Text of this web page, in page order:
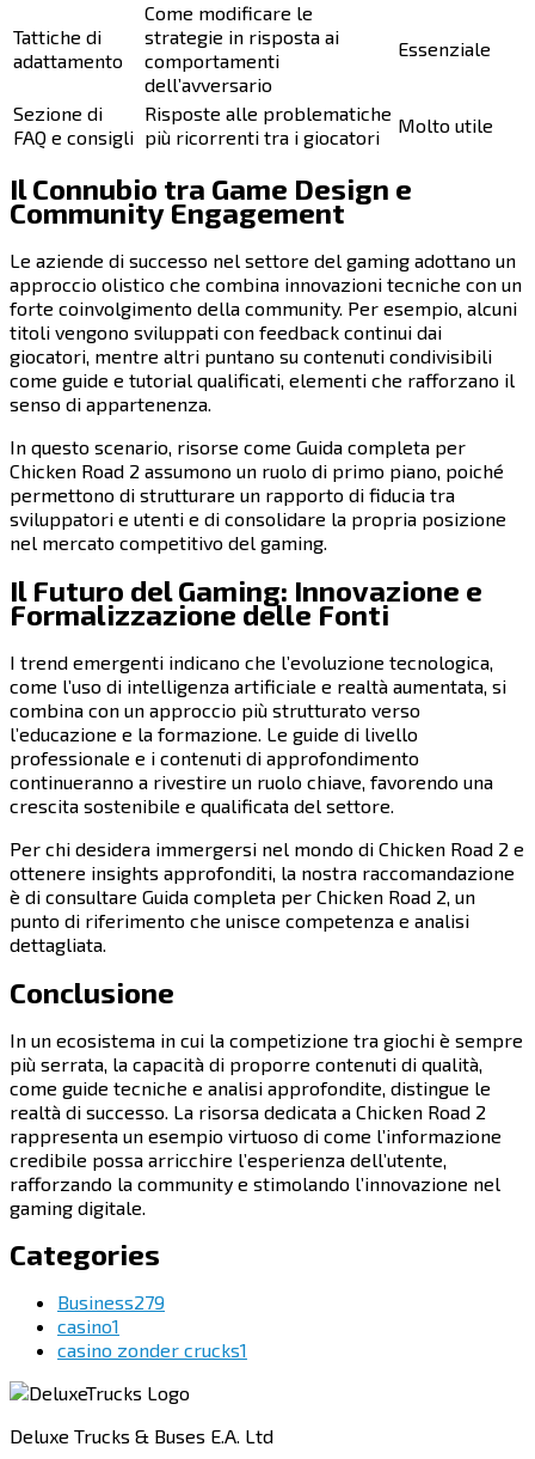
Tattiche di
adattamento
Come modificare le
strategie in risposta ai
comportamenti
dell’avversario
Essenziale
Sezione di
FAQ e consigli
Risposte alle problematiche
più ricorrenti tra i giocatori
Molto utile
Il Connubio tra Game Design e
Community Engagement
Le aziende di successo nel settore del gaming adottano un
approccio olistico che combina innovazioni tecniche con un
forte coinvolgimento della community. Per esempio, alcuni
titoli vengono sviluppati con feedback continui dai
giocatori, mentre altri puntano su contenuti condivisibili
come guide e tutorial qualificati, elementi che rafforzano il
senso di appartenenza.
In questo scenario, risorse come Guida completa per
Chicken Road 2 assumono un ruolo di primo piano, poiché
permettono di strutturare un rapporto di fiducia tra
sviluppatori e utenti e di consolidare la propria posizione
nel mercato competitivo del gaming.
Il Futuro del Gaming: Innovazione e
Formalizzazione delle Fonti
I trend emergenti indicano che l’evoluzione tecnologica,
come l’uso di intelligenza artificiale e realtà aumentata, si
combina con un approccio più strutturato verso
l’educazione e la formazione. Le guide di livello
professionale e i contenuti di approfondimento
continueranno a rivestire un ruolo chiave, favorendo una
crescita sostenibile e qualificata del settore.
Per chi desidera immergersi nel mondo di Chicken Road 2 e
ottenere insights approfonditi, la nostra raccomandazione
è di consultare Guida completa per Chicken Road 2, un
punto di riferimento che unisce competenza e analisi
dettagliata.
Conclusione
In un ecosistema in cui la competizione tra giochi è sempre
più serrata, la capacità di proporre contenuti di qualità,
come guide tecniche e analisi approfondite, distingue le
realtà di successo. La risorsa dedicata a Chicken Road 2
rappresenta un esempio virtuoso di come l’informazione
credibile possa arricchire l’esperienza dell’utente,
rafforzando la community e stimolando l’innovazione nel
gaming digitale.
Categories
Business279
casino1
casino zonder crucks1
Deluxe Trucks & Buses E.A. Ltd